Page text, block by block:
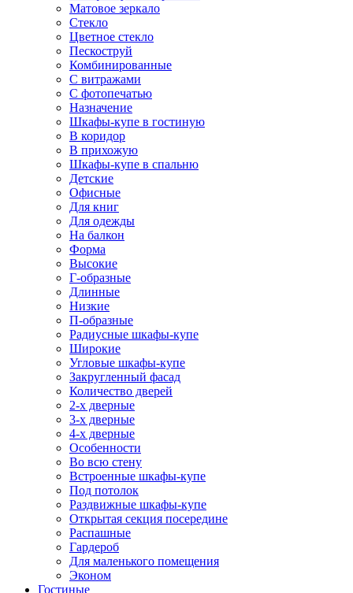
Матовое зеркало
Стекло
Цветное стекло
Пескоструй
Комбинированные
С витражами
С фотопечатью
Назначение
Шкафы-купе в гостиную
В коридор
В прихожую
Шкафы-купе в спальню
Детские
Офисные
Для книг
Для одежды
На балкон
Форма
Высокие
Г-образные
Длинные
Низкие
П-образные
Радиусные шкафы-купе
Широкие
Угловые шкафы-купе
Закругленный фасад
Количество дверей
2-х дверные
3-х дверные
4-х дверные
Особенности
Во всю стену
Встроенные шкафы-купе
Под потолок
Раздвижные шкафы-купе
Открытая секция посередине
Распашные
Гардероб
Для маленького помещения
Эконом
Гостиные